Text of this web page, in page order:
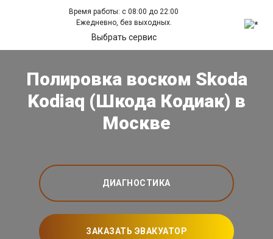
Время работы: с 08:00 до 22:00
Ежедневно, без выходных.
Выбрать сервис
Полировка воском Skoda
Kodiaq (Шкода Кодиак) в
Москве
ДИАГНОСТИКА
ЗАКАЗАТЬ ЭВАКУАТОР